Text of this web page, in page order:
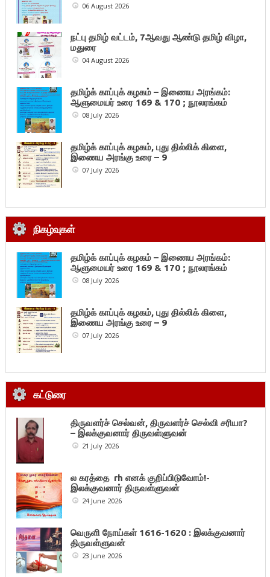
06 August 2026
நட்பு தமிழ் வட்டம், 7ஆவது ஆண்டு தமிழ் விழா,
மதுரை
04 August 2026
தமிழ்க் காப்புக் கழகம் – இணைய அரங்கம்:
ஆளுமையர் உரை 169 & 170 ; நூலரங்கம்
08 July 2026
தமிழ்க் காப்புக் கழகம், புது தில்லிக் கிளை,
இணைய அரங்கு உரை – 9
07 July 2026
நிகழ்வுகள்
தமிழ்க் காப்புக் கழகம் – இணைய அரங்கம்:
ஆளுமையர் உரை 169 & 170 ; நூலரங்கம்
08 July 2026
தமிழ்க் காப்புக் கழகம், புது தில்லிக் கிளை,
இணைய அரங்கு உரை – 9
07 July 2026
கட்டுரை
திருவளர்ச் செல்வன், திருவளர்ச் செல்வி சரியா?
– இலக்குவனார் திருவள்ளுவன்
21 July 2026
ல கரத்தை rh எனக் குறிப்பிடுவோம்!-
இலக்குவனார் திருவள்ளுவன்
24 June 2026
வெருளி நோய்கள் 1616-1620 : இலக்குவனார்
திருவள்ளுவன்
23 June 2026